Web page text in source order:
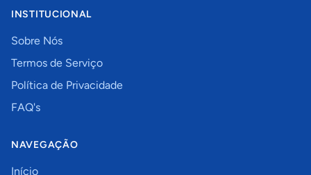
INSTITUCIONAL
Sobre Nós
Termos de Serviço
Política de Privacidade
FAQ's
NAVEGAÇÃO
Início